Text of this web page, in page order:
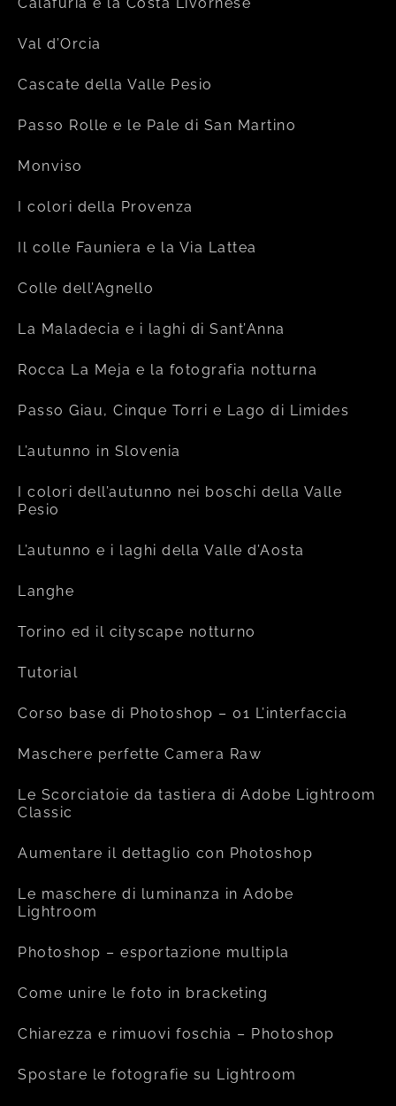
Calafuria e la Costa Livornese
Val d’Orcia
Cascate della Valle Pesio
Passo Rolle e le Pale di San Martino
Monviso
I colori della Provenza
Il colle Fauniera e la Via Lattea
Colle dell’Agnello
La Maladecia e i laghi di Sant’Anna
Rocca La Meja e la fotografia notturna
Passo Giau, Cinque Torri e Lago di Limides
L’autunno in Slovenia
I colori dell’autunno nei boschi della Valle
Pesio
L’autunno e i laghi della Valle d’Aosta
Langhe
Torino ed il cityscape notturno
Tutorial
Corso base di Photoshop – 01 L’interfaccia
Maschere perfette Camera Raw
Le Scorciatoie da tastiera di Adobe Lightroom
Classic
Aumentare il dettaglio con Photoshop
Le maschere di luminanza in Adobe
Lightroom
Photoshop – esportazione multipla
Come unire le foto in bracketing
Chiarezza e rimuovi foschia – Photoshop
Spostare le fotografie su Lightroom